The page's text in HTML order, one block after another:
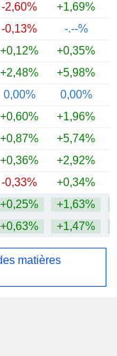
-2,60% +1,69%
-0,13%
-.--%
+0,12% +0,35%
+2,48% +5,98%
0,00% 0,00%
+0,60% +1,96%
+0,87% +5,74%
+0,36% +2,92%
-0,33% +0,34%
+0,25% +1,63%
+0,63% +1,47%
matières